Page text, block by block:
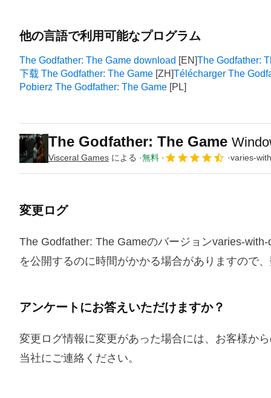
他の言語で利用可能なプログラム
The Godfather: The Game download
The Godfather:
下载 The Godfather: The Game
Télécharger The
Pobierz The Godfather: The Game
The Godfather: The Game
Visceral Games による 無料 varies-
変更ログ
The Godfather: The Gameのバージョンvaries-
を公開するのに時間がかかる場合がありますので
アンケートにお答えいただけますか？
変更ログ情報に変更があった場合には、お客様か
当社にご連絡ください。